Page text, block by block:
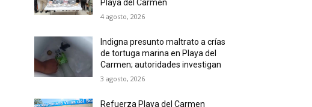
Playa del Carmen
4 agosto, 2026
Indigna presunto maltrato a crías
de tortuga marina en Playa del
Carmen; autoridades investigan
3 agosto, 2026
Refuerza Playa del Carmen